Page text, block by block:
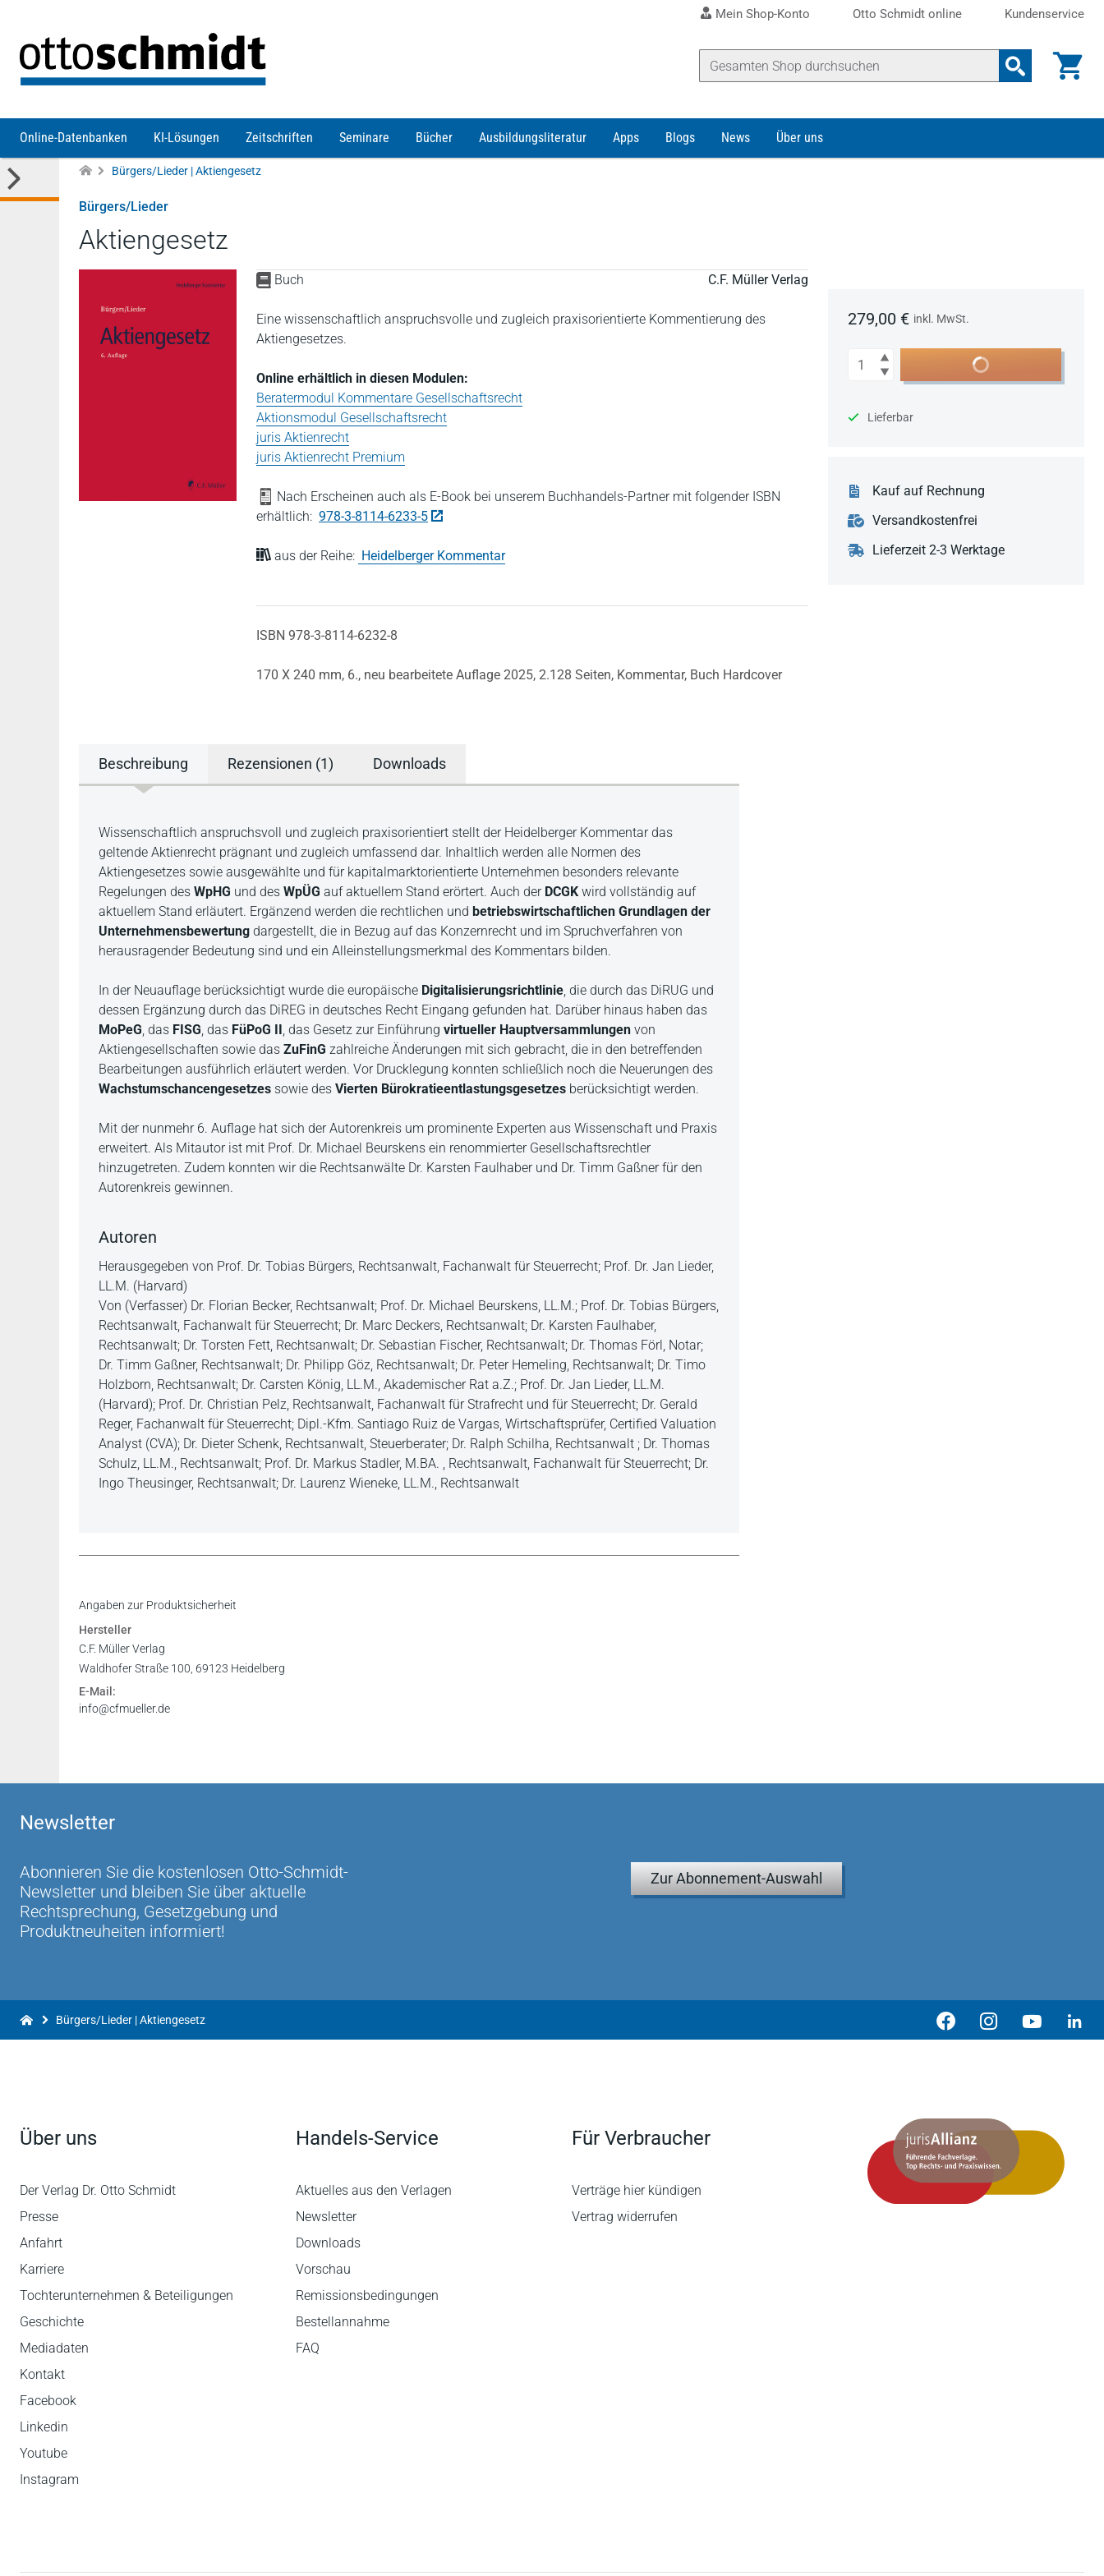
Mein Shop-Konto Otto Schmidt online Kundenservice
Online-Datenbanken KI-Lösungen Zeitschriften Seminare Bücher Ausbildungsliteratur Apps Blogs News Über uns
Bürgers/Lieder | Aktiengesetz
Bürgers/Lieder
Aktiengesetz
Buch C.F. Müller Verlag
Eine wissenschaftlich anspruchsvolle und zugleich praxisorientierte Kommentierung des
Aktiengesetzes.
Online erhältlich in diesen Modulen:
Beratermodul Kommentare Gesellschaftsrecht
Aktionsmodul Gesellschaftsrecht
juris Aktienrecht
juris Aktienrecht Premium
Nach Erscheinen auch als E-Book bei unserem Buchhandels-Partner mit folgender ISBN
erhältlich: 978-3-8114-6233-5
aus der Reihe: Heidelberger Kommentar
ISBN 978-3-8114-6232-8
170 X 240 mm, 6., neu bearbeitete Auflage 2025, 2.128 Seiten, Kommentar, Buch Hardcover
279,00 € inkl. MwSt.
Anzahl In den Warenkorb
Lieferbar
Kauf auf Rechnung
Versandkostenfrei
Lieferzeit 2-3 Werktage
Beschreibung Rezensionen (1) Downloads
Beschreibung
Wissenschaftlich anspruchsvoll und zugleich praxisorientiert stellt der Heidelberger Kommentar das
geltende Aktienrecht prägnant und zugleich umfassend dar. Inhaltlich werden alle Normen des
Aktiengesetzes sowie ausgewählte und für kapitalmarktorientierte Unternehmen besonders relevante
Regelungen des WpHG und des WpÜG auf aktuellem Stand erörtert. Auch der DCGK wird vollständig auf
aktuellem Stand erläutert. Ergänzend werden die rechtlichen und betriebswirtschaftlichen Grundlagen der
Unternehmensbewertung dargestellt, die in Bezug auf das Konzernrecht und im Spruchverfahren von
herausragender Bedeutung sind und ein Alleinstellungsmerkmal des Kommentars bilden.
In der Neuauflage berücksichtigt wurde die europäische Digitalisierungsrichtlinie, die durch das DiRUG und
dessen Ergänzung durch das DiREG in deutsches Recht Eingang gefunden hat. Darüber hinaus haben das
MoPeG, das FISG, das FüPoG II, das Gesetz zur Einführung virtueller Hauptversammlungen von
Aktiengesellschaften sowie das ZuFinG zahlreiche Änderungen mit sich gebracht, die in den betreffenden
Bearbeitungen ausführlich erläutert werden. Vor Drucklegung konnten schließlich noch die Neuerungen des
Wachstumschancengesetzes sowie des Vierten Bürokratieentlastungsgesetzes berücksichtigt werden.
Mit der nunmehr 6. Auflage hat sich der Autorenkreis um prominente Experten aus Wissenschaft und Praxis
erweitert. Als Mitautor ist mit Prof. Dr. Michael Beurskens ein renommierter Gesellschaftsrechtler
hinzugetreten. Zudem konnten wir die Rechtsanwälte Dr. Karsten Faulhaber und Dr. Timm Gaßner für den
Autorenkreis gewinnen.
Autoren
Herausgegeben von Prof. Dr. Tobias Bürgers, Rechtsanwalt, Fachanwalt für Steuerrecht; Prof. Dr. Jan Lieder,
LL.M. (Harvard)
Von (Verfasser) Dr. Florian Becker, Rechtsanwalt; Prof. Dr. Michael Beurskens, LL.M.; Prof. Dr. Tobias Bürgers,
Rechtsanwalt, Fachanwalt für Steuerrecht; Dr. Marc Deckers, Rechtsanwalt; Dr. Karsten Faulhaber,
Rechtsanwalt; Dr. Torsten Fett, Rechtsanwalt; Dr. Sebastian Fischer, Rechtsanwalt; Dr. Thomas Förl, Notar;
Dr. Timm Gaßner, Rechtsanwalt; Dr. Philipp Göz, Rechtsanwalt; Dr. Peter Hemeling, Rechtsanwalt; Dr. Timo
Holzborn, Rechtsanwalt; Dr. Carsten König, LL.M., Akademischer Rat a.Z.; Prof. Dr. Jan Lieder, LL.M.
(Harvard); Prof. Dr. Christian Pelz, Rechtsanwalt, Fachanwalt für Strafrecht und für Steuerrecht; Dr. Gerald
Reger, Fachanwalt für Steuerrecht; Dipl.-Kfm. Santiago Ruiz de Vargas, Wirtschaftsprüfer, Certified Valuation
Analyst (CVA); Dr. Dieter Schenk, Rechtsanwalt, Steuerberater; Dr. Ralph Schilha, Rechtsanwalt ; Dr. Thomas
Schulz, LL.M., Rechtsanwalt; Prof. Dr. Markus Stadler, M.BA. , Rechtsanwalt, Fachanwalt für Steuerrecht; Dr.
Ingo Theusinger, Rechtsanwalt; Dr. Laurenz Wieneke, LL.M., Rechtsanwalt
Sie [die Herausgeber; Anm. des Verlags] geben damit einen konzisen Überblick über die aktuellen und
maßgeblichen Fragen des Aktienrechts … Der Griff zu diesem Buch lohnt sich in jedem Fall.
Prof. Dr. Dr. h.c. Susanne Kalss, Wirtschaftsuniversität Wien, in: Der Gesellschafter 2-2025
Wissenschaftlich anspruchsvoll und zugleich praxisorientiert stellt die Kommentierung des Heidelberger
Kommentars das geltende Aktienrecht prägnant, aber auch umfassend dar.
Inhaltsverzeichnis
Vorwort
Register
Leseprobe
Angaben zur Produktsicherheit
Hersteller
C.F. Müller Verlag
Waldhofer Straße 100, 69123 Heidelberg
E-Mail:
info@cfmueller.de
Newsletter
Abonnieren Sie die kostenlosen Otto-Schmidt-
Newsletter und bleiben Sie über aktuelle
Rechtsprechung, Gesetzgebung und
Produktneuheiten informiert!
Zur Abonnement-Auswahl
Bürgers/Lieder | Aktiengesetz
Über uns
Der Verlag Dr. Otto Schmidt
Presse
Anfahrt
Karriere
Tochterunternehmen & Beteiligungen
Geschichte
Mediadaten
Kontakt
Facebook
Linkedin
Youtube
Instagram
Handels-Service
Aktuelles aus den Verlagen
Newsletter
Downloads
Vorschau
Remissionsbedingungen
Bestellannahme
FAQ
Für Verbraucher
Verträge hier kündigen
Vertrag widerrufen